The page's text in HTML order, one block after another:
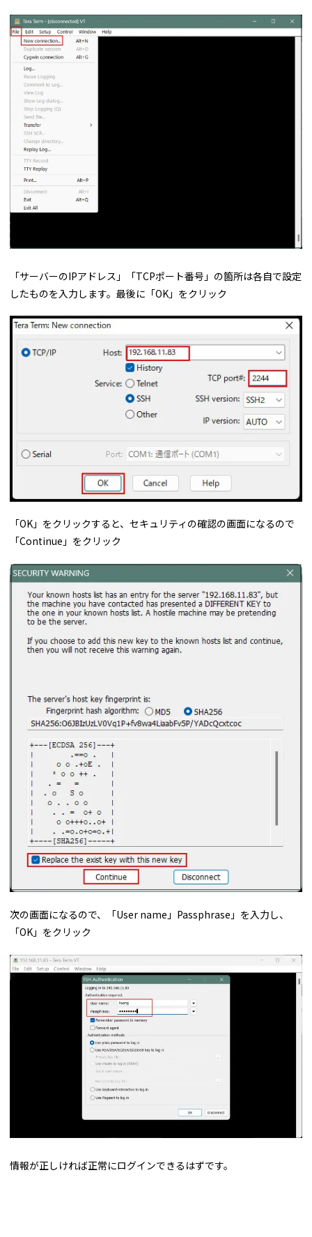
「サーバーのIPアドレス」「TCPポート番号」の箇所は各自で設定
したものを入力します。最後に「OK」をクリック
「OK」をクリックすると、セキュリティの確認の画面になるので
「Continue」をクリック
次の画面になるので、「User name」Passphrase」を入力し、
「OK」をクリック
情報が正しければ正常にログインできるはずです。